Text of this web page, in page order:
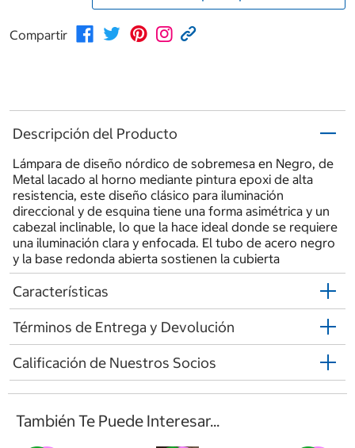
Compartir
Descripción del Producto
Lámpara de diseño nórdico de sobremesa en Negro, de
Metal lacado al horno mediante pintura epoxi de alta
resistencia, este diseño clásico para iluminación
direccional y de esquina tiene una forma asimétrica y un
cabezal inclinable, lo que la hace ideal donde se requiere
una iluminación clara y enfocada. El tubo de acero negro
y la base redonda abierta sostienen la cubierta
Características
Términos de Entrega y Devolución
Calificación de Nuestros Socios
También Te Puede Interesar...